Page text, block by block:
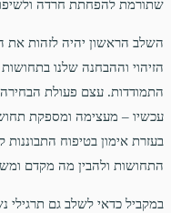
שתורמת להפחתת חרדה
השלב הראשון יהיה לזהות את
הזיהוי וההבחנה שלנו
התמודדות. עצם פעולת הבחירה
עכשיו – מעצימה ומספקת
בעזרת אימון בטיפוח
התחושות ולהבין מה מקדם
במקביל כדאי לשלב גם